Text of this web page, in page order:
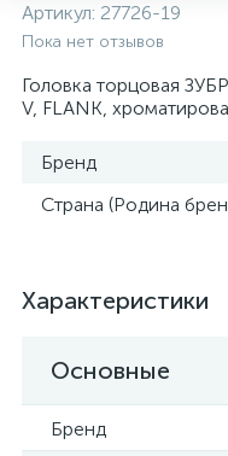
Артикул: 27726-19
Пока нет отзывов
Головка торцовая
V, FLANK,
Бренд
Страна (Родина
Характеристики
Основные
Бренд